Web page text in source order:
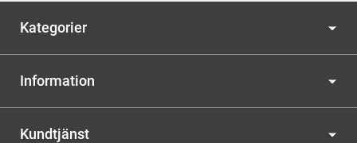
Kategorier
Information
Kundtjänst